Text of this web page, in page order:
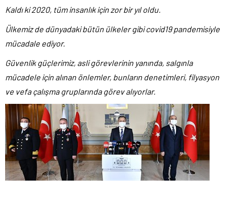
Kaldı ki 2020, tüm insanlık için zor bir yıl oldu.
Ülkemiz de dünyadaki bütün ülkeler gibi covid19 pandemisiyle
mücadale ediyor.
Güvenlik güçlerimiz, asli görevlerinin yanında, salgınla
mücadele için alınan önlemler, bunların denetimleri, filyasyon
ve vefa çalışma gruplarında görev alıyorlar.